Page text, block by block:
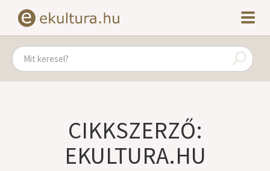
CIKKSZERZŐ:
EKULTURA.HU